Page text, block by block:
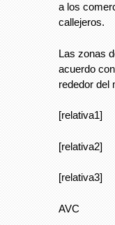
a los
callejeros.
Las zonas
acuerdo
rededor del
[relativa1]
[relativa2]
[relativa3]
AVC